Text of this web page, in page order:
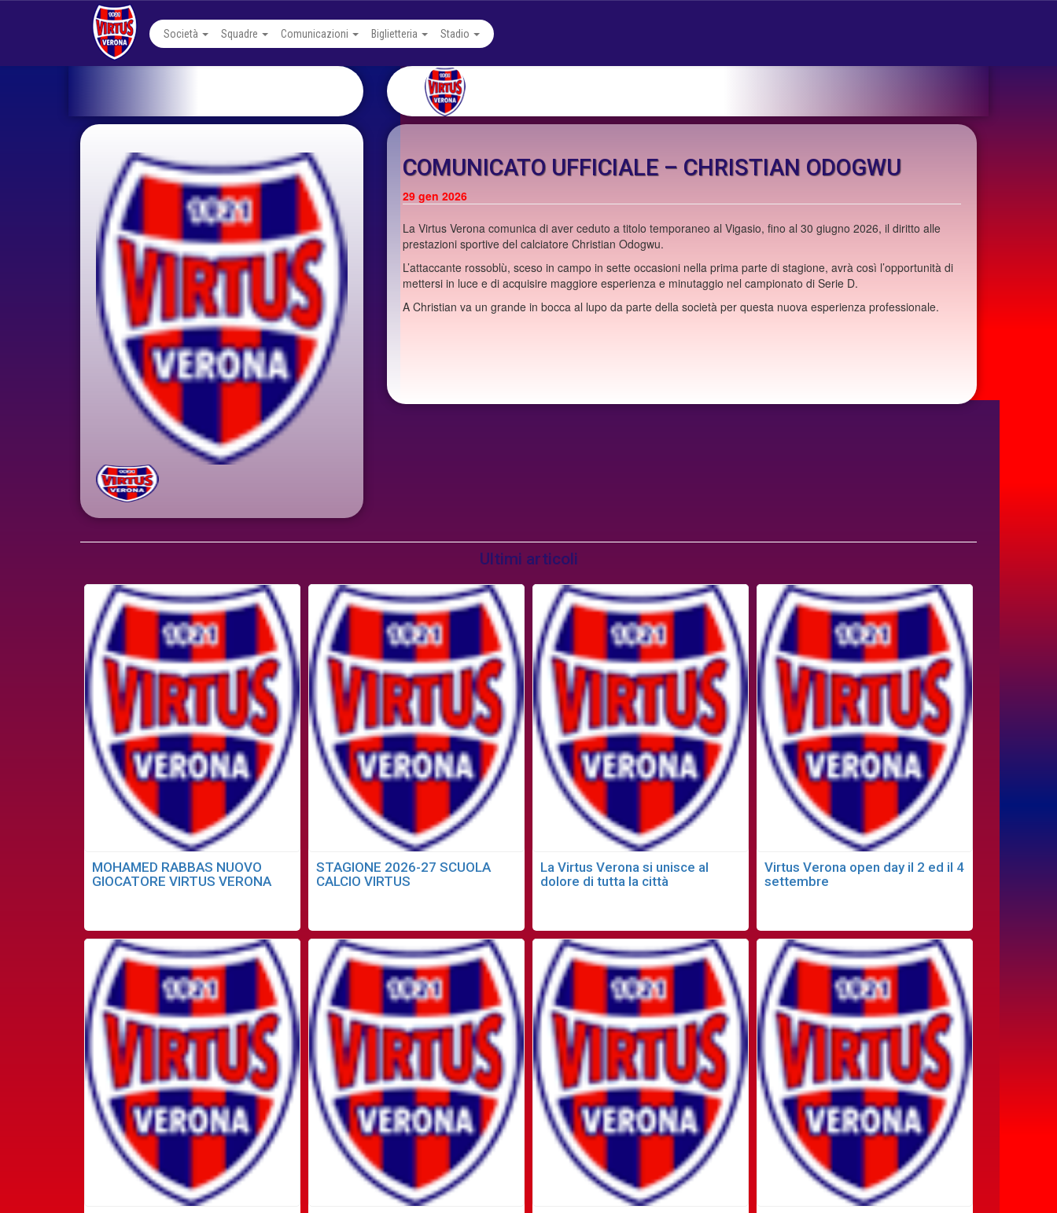
Società Squadre Comunicazioni Biglietteria Stadio
COMUNICATO UFFICIALE – CHRISTIAN ODOGWU
29 gen 2026
La Virtus Verona comunica di aver ceduto a titolo temporaneo al Vigasio, fino al 30 giugno 2026, il diritto alle
prestazioni sportive del calciatore Christian Odogwu.
L’attaccante rossoblù, sceso in campo in sette occasioni nella prima parte di stagione, avrà così l’opportunità di
mettersi in luce e di acquisire maggiore esperienza e minutaggio nel campionato di Serie D.
A Christian va un grande in bocca al lupo da parte della società per questa nuova esperienza professionale.
Ultimi articoli
MOHAMED RABBAS NUOVO
GIOCATORE VIRTUS VERONA
STAGIONE 2026-27 SCUOLA
CALCIO VIRTUS
La Virtus Verona si unisce al
dolore di tutta la città
Virtus Verona open day il 2 ed il 4
settembre